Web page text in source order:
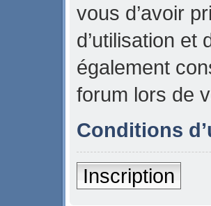
vous d’avoir
d’utilisation et
également
forum lors de
Conditions
Inscription